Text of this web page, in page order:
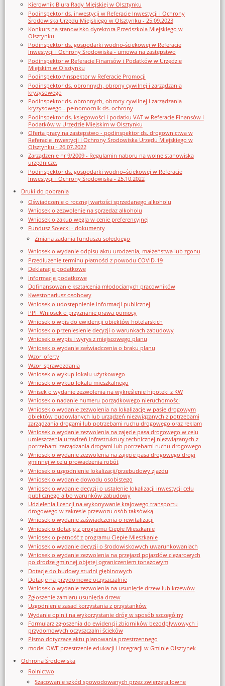
Kierownik Biura Rady Miejskiej w Olsztynku
Podinspektor ds. inwestycji w Referacie Inwestycji i Ochrony
Środowiska Urzędu Miejskiego w Olsztynku - 25.09.2023
Konkurs na stanowisko dyrektora Przedszkola Miejskiego w
Olsztynku
Podinspektor ds. gospodarki wodno-ściekowej w Referacie
Inwestycji i Ochrony Środowiska - umowa na zastępstwo
Podinspektor w Referacie Finansów i Podatków w Urzędzie
Miejskim w Olsztynku
Podinspektor/inspektor w Referacie Promocji
Podinspektor ds. obronnych, obrony cywilnej i zarządzania
kryzysowego
Podinspektor ds. obronnych, obrony cywilnej i zarządzania
kryzysowego - pełnomocnik ds. ochrony
Podinspektor ds. księgowości i podatku VAT w Referacie Finansów i
Podatków w Urzędzie Miejskim w Olsztynku
Oferta pracy na zastępstwo - podinspektor ds. drogownictwa w
Referacie Inwestycji i Ochrony Środowiska Urzędu Miejskiego w
Olsztynku - 26.07.2022
Zarządzenie nr 9/2009 - Regulamin naboru na wolne stanowiska
urzędnicze.
Podinspektor ds. gospodarki wodno–ściekowej w Referacie
Inwestycji i Ochrony Środowiska - 25.10.2022
Druki do pobrania
Oświadczenie o rocznej wartości sprzedanego alkoholu
Wniosek o zezwolenie na sprzedaz alkoholu
Wniosek o zakup węgla w cenie preferencyjnej
Fundusz Sołecki - dokumenty
Zmiana zadania funduszu sołeckiego
Wniosek o wydanie odpisu aktu urodzenia, małżeństwa lub zgonu
Przedłużenie terminu płatności z powodu COVID-19
Deklaracje podatkowe
Informacje podatkowe
Dofinansowanie kształcenia młodocianych pracowników
Kwestonariusz osobowy
Wniosek o udostępnienie informacji publicznej
PPF Wniosek o przyznanie prawa pomocy
Wniosek o wpis do ewidencji obiektów hotelarskich
Wniosek o przeniesienie decyzji o warunkach zabudowy
Wniosek o wypis i wyrys z miejscowego planu
Wniosek o wydanie zaświadczenia o braku planu
Wzor_oferty
Wzor_sprawozdania
Wniosek o wykup lokalu użytkowego
Wniosek o wykup lokalu mieszkalnego
Wnisek o wydanie zezwolenia na wykreślenie hipoteki z KW
Wniosek o nadanie numeru porządkowego nieruchomości
Wniosek o wydanie zezwolenia na lokalizację w pasie drogowym
obiektów budowlanych lub urządzeń niezwiązanych z potrzebami
zarządzania drogami lub potrzebami ruchu drogowego oraz reklam
Wniosek o wydanie zezwolenia na zajęcie pasa drogowego w celu
umieszczenia urządzeń infrastruktury technicznej niezwiązanych z
potrzebami zarządzania drogami lub potrzebami ruchu drogowego
Wniosek o wydanie zezwolenia na zajęcie pasa drogowego drogi
gminnej w celu prowadzenia robót
Wniosek o uzgodnienie lokalizacji/przebudowy zjazdu
Wniosek o wydanie dowodu osobistego
Wniosek o wydanie decyzji o ustalenie lokalizacji inwestycji celu
publicznego albo warunków zabudowy
Udzielenia licencji na wykonywanie krajowego transportu
drogowego w zakresie przewozu osób taksówką
Wniosek o wydanie zaświadczenia o rewitalizacji
Wniosek o dotację z programu Ciepłe Mieszkanie
Wniosek o płatność z programu Ciepłe Mieszkanie
Wniosek o wydanie decyzji o środowiskowych uwarunkowaniach
Wniosek o wydanie zezwolenia na przejazd pojazdów ciężarowych
po drodze gminnej objętej ograniczeniem tonażowym
Dotacje do budowy studni głębinowych
Dotacje na przydomowe oczyszczalnie
Wniosek o wydanie zezwolenia na usunięcie drzew lub krzewów
Zgłoszenie zamiaru usunięcia drzew
Uzgodnienie zasad korzystania z przystanków
Wydanie opinii na wykorzystanie dróg w sposób szczególny
Formularz zgłoszenia do ewidencji zbiorników bezodpływowych i
przydomowych oczyszczalni ścieków
Pismo dotyczące aktu planowania przestrzennego
modeLOWE przestrzenie edukacji i integracji w Gminie Olsztynek
Ochrona Środowiska
Rolnictwo
Szacowanie szkód spowodowanych przez zwierzęta łowne